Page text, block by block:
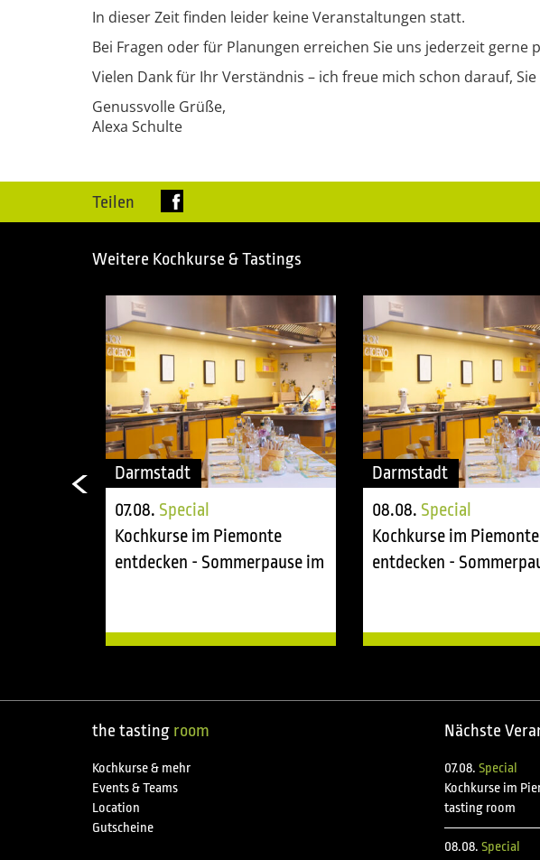
In dieser Zeit finden leider keine Veranstaltungen statt.
Bei Fragen oder für Planungen erreichen Sie uns jederzeit gerne
Vielen Dank für Ihr Verständnis – ich freue mich schon darauf,
Genussvolle Grüße,
Alexa Schulte
Teilen
Weitere Kochkurse & Tastings
Darmstadt
07.08. Special
Kochkurse im Piemonte
entdecken - Sommerpause im
Darmstadt
08.08. Special
Kochkurse im Piemonte
entdecken -
the tasting room
Kochkurse & mehr
Events & Teams
Location
Gutscheine
Nächste
07.08. Special
Kochkurse im
tasting room
08.08. Special